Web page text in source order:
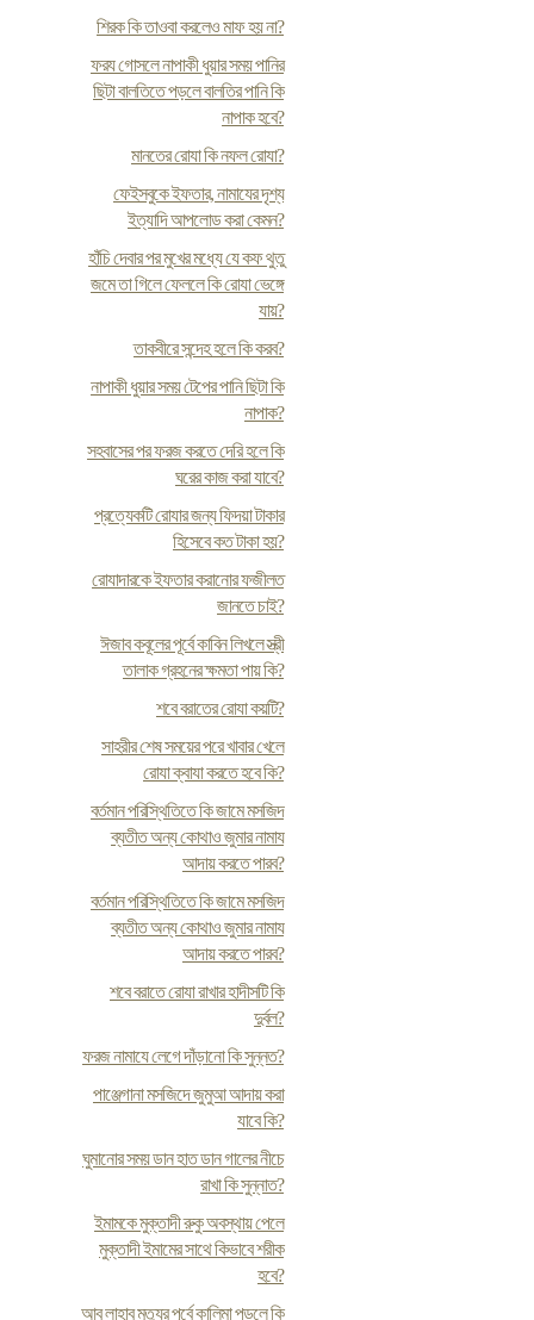
শিরক কি তাওবা করলেও মাফ হয় না?
ফর‍য গোসলে নাপাকী ধুয়ার সময় পানির
ছিটা বালতিতে পড়লে বালতির পানি কি
নাপাক হবে?
মানতের রোযা কি নফল রোযা?
ফেইসবুকে ইফতার, নামাযের দৃশ্য
ইত্যাদি আপলোড করা কেমন?
হাঁচি দেবার পর মুখের মধ্যে যে কফ থুতু
জমে তা গিলে ফেললে কি রোযা ভেঙ্গে
যায়?
তাকবীরে সন্দেহ হলে কি করব?
নাপাকী ধুয়ার সময় টেপের পানি ছিটা কি
নাপাক?
সহবাসের পর ফরজ করতে দেরি হলে কি
ঘরের কাজ করা যাবে?
প্রত্যেকটি রোযার জন্য ফিদয়া টাকার
হিসেবে কত টাকা হয়?
রোযাদারকে ইফতার করানোর ফজীলত
জানতে চাই?
ঈজাব কবূলের পূর্বে কাবিন লিখলে স্ত্রী
তালাক গ্রহনের ক্ষমতা পায় কি?
শবে বরাতের রোযা কয়টি?
সাহরীর শেষ সময়ের পরে খাবার খেলে
রোযা ক্বাযা করতে হবে কি?
বর্তমান পরিস্থিতিতে কি জামে মসজিদ
ব্যতীত অন্য কোথাও জুমার নামায
আদায় করতে পারব?
বর্তমান পরিস্থিতিতে কি জামে মসজিদ
ব্যতীত অন্য কোথাও জুমার নামায
আদায় করতে পারব?
শবে বরাতে রোযা রাখার হাদীসটি কি
দুর্বল?
ফরজ নামাযে লেগে দাঁড়ানো কি সুন্নত?
পাঞ্জেগানা মসজিদে জুমুআ আদায় করা
যাবে কি?
ঘুমানোর সময় ডান হাত ডান গালের নীচে
রাখা কি সুন্নাত?
ইমামকে মুক্তাদী রুকু অবস্থায় পেলে
মুক্তাদী ইমামের সাথে কিভাবে শরীক
হবে?
আবু লাহাব মৃত্যুর পূর্বে কালিমা পড়লে কি